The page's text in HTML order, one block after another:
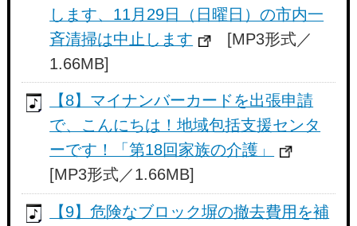
します、11月29日（日曜日）の市内一
斉清掃は中止します
[MP3形式／
1.66MB]
【8】マイナンバーカードを出張申請
で、こんにちは！地域包括支援センタ
ーです！「第18回家族の介護」
[MP3形式／1.66MB]
【9】危険なブロック塀の撤去費用を補